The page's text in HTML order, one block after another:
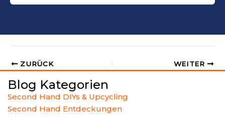
ZURÜCK WEITER
Blog Kategorien
Second Hand DIYs & Upcycling
Second Hand Entdeckungen